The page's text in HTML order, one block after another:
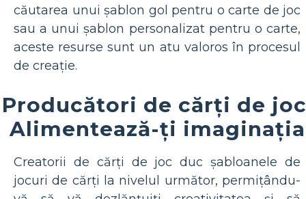
căutarea unui șablon gol pentru o carte de joc
sau a unui șablon personalizat pentru o carte,
aceste resurse sunt un atu valoros în procesul
de creație.
Producători de cărți de
Alimentează-ți imaginația
Creatorii de cărți de joc duc șabloanele de
jocuri de cărți la nivelul următor, permițându-